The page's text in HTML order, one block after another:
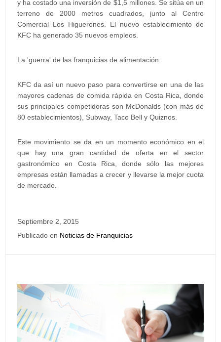
y ha costado una inversión de $1,5 millones. Se sitúa en un
terreno de 2000 metros cuadrados, junto al Centro
Comercial Los Higuerones. El nuevo establecimiento de
KFC ha generado 35 nuevos empleos.
La 'guerra' de las franquicias de alimentación
KFC da así un nuevo paso para convertirse en una de las
mayores cadenas de comida rápida en Costa Rica, donde
sus principales competidoras son McDonalds (con más de
80 establecimientos), Subway, Taco Bell y Quiznos.
Este movimiento se da en un momento económico en el
que hay una gran cantidad de oferta en el sector
gastronómico en Costa Rica, donde sólo las mejores
empresas están llamadas a crecer y llevarse la mejor cuota
de mercado.
Septiembre 2, 2015
Publicado en Noticias de Franquicias